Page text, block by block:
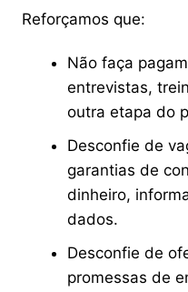
Reforçamos que:
Não faça
entrevistas,
outra etapa do
Desconfie de
garantias de
dinheiro,
dados.
Desconfie de
promessas de